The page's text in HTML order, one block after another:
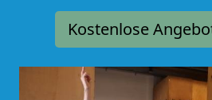
Kostenlose